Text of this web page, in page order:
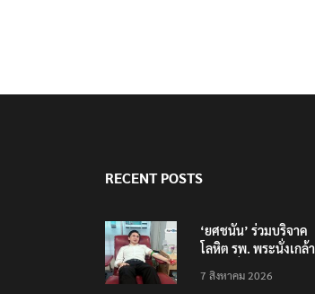
RECENT POSTS
‘ยศชนัน’ ร่วมบริจาค
โลหิต รพ. พระนั่งเกล้า
เทพศิรินทร์ นนทบุรี
7 สิงหาคม 2026